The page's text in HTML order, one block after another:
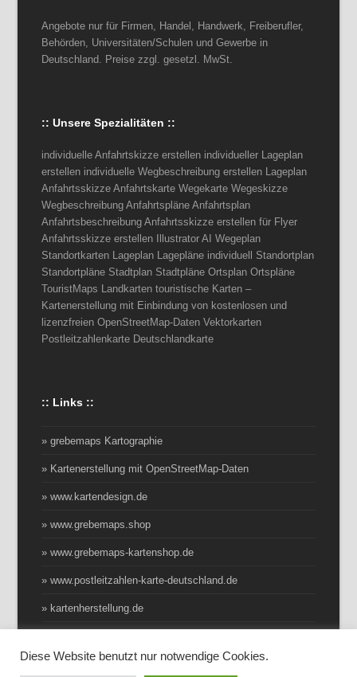
Angebote nur für Firmen, Handel, Handwerk, Freiberufler,
Behörden, Universitäten/Schulen und Gewerbe in
Deutschland. Preise zzgl. gesetzl. MwSt.
:: Unsere Spezialitäten ::
individuelle Anfahrtskizze erstellen individueller Lageplan
erstellen individuelle Wegbeschreibung erstellen Lageplan
Anfahrtsskizze Anfahrtskarte Wegekarte Wegeskizze
Wegbeschreibung Anfahrtspläne Anfahrtsplan
Anfahrtsbeschreibung Anfahrtsskizze erstellen für Flyer
Anfahrtsskizze erstellen Illustrator AI Wegeplan
Standortkarten Lageplan Lagepläne individuell Standortplan
Standortpläne Stadtplan Stadtpläne Ortsplan Ortspläne
TouristMaps Landkarten touristische Karten –
Kartenerstellung mit Einbindung von kostenlosen und
lizenzfreien OpenStreetMap-Daten Vektorkarten
Postleitzahlenkarte Deutschlandkarte
:: Links ::
» grebemaps Kartographie
» Kartenerstellung mit OpenStreetMap-Daten
» www.kartendesign.de
» www.grebemaps.shop
» www.grebemaps-kartenshop.de
» www.postleitzahlen-karte-deutschland.de
» kartenherstellung.de
Diese Website benutzt nur notwendige Cookies.